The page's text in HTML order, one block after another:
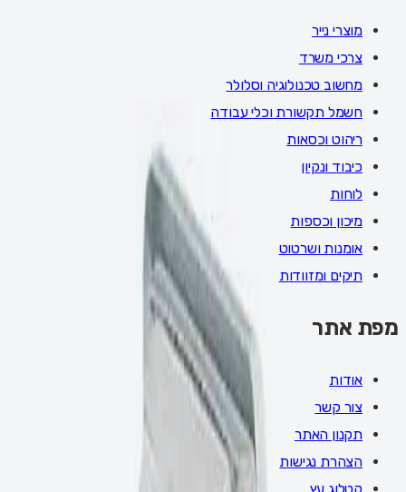
מוצרי נייר
צרכי משרד
מחשוב טכנולוגיה וסלולר
חשמל תקשורת וכלי עבודה
ריהוט וכסאות
כיבוד ונקיון
לוחות
מיכון וכספות
אומנות ושרטוט
תיקים ומזוודות
מפת אתר
אודות
צור קשר
תקנון האתר
הצהרת נגישות
קטלוג עץ